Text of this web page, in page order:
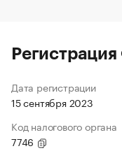
Дата регистрации
15 сентября 2023
Код налогового органа
7746